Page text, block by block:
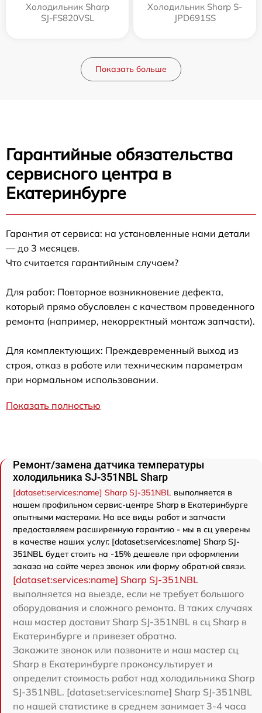
Холодильник Sharp
SJ-FS820VSL
Холодильник Sharp S-
JPD691SS
Показать больше
Гарантийные обязательства
сервисного центра в
Екатеринбурге
Гарантия от сервиса: на установленные нами детали
— до 3 месяцев.
Что считается гарантийным случаем?
Для работ: Повторное возникновение дефекта,
который прямо обусловлен с качеством проведенного
ремонта (например, некорректный монтаж запчасти).
Для комплектующих: Преждевременный выход из
строя, отказ в работе или техническим параметрам
при нормальном использовании.
Показать полностью
Ремонт/замена датчика температуры
холодильника SJ-351NBL Sharp
[dataset:services:name] Sharp SJ-351NBL выполняется в
нашем профильном сервис-центре Sharp в Екатеринбурге
опытными мастерами. На все виды работ и запчасти
предоставляем расширенную гарантию - мы в сц уверены
в качестве наших услуг. [dataset:services:name] Sharp SJ-
351NBL будет стоить на -15% дешевле при оформлении
заказа на сайте через звонок или форму обратной связи.
[dataset:services:name] Sharp SJ-351NBL
выполняется на выезде, если не требует большого
оборудования и сложного ремонта. В таких случаях
наш мастер доставит Sharp SJ-351NBL в сц Sharp в
Екатеринбурге и привезет обратно.
Закажите звонок или позвоните и наш мастер сц
Sharp в Екатеринбурге проконсультирует и
определит стоимость работ над холодильника Sharp
SJ-351NBL. [dataset:services:name] Sharp SJ-351NBL
по нашей статистике в среднем занимает 3-4 часа